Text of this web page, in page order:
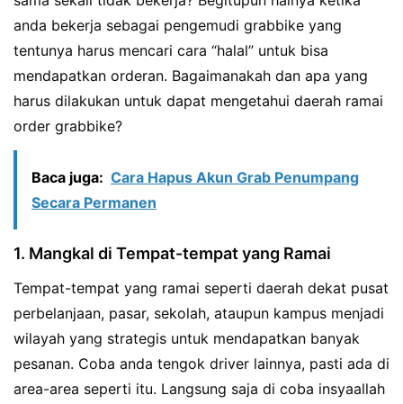
anda bekerja sebagai pengemudi grabbike yang
tentunya harus mencari cara “halal” untuk bisa
mendapatkan orderan. Bagaimanakah dan apa yang
harus dilakukan untuk dapat mengetahui daerah ramai
order grabbike?
Baca juga: Cara Hapus Akun Grab Penumpang
Secara Permanen
1. Mangkal di Tempat-tempat yang Ramai
Tempat-tempat yang ramai seperti daerah dekat pusat
perbelanjaan, pasar, sekolah, ataupun kampus menjadi
wilayah yang strategis untuk mendapatkan banyak
pesanan. Coba anda tengok driver lainnya, pasti ada di
area-area seperti itu. Langsung saja di coba insyaallah